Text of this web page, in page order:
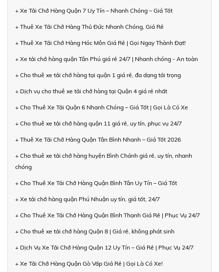
+ Xe Tải Chở Hàng Quận 7 Uy Tín – Nhanh Chóng – Giá Tốt
+ Thuê Xe Tải Chở Hàng Thủ Đức Nhanh Chóng, Giá Rẻ
+ Thuê Xe Tải Chở Hàng Hóc Môn Giá Rẻ | Gọi Ngay Thành Đạt!
+ Xe tải chở hàng quận Tân Phú giá rẻ 24/7 | Nhanh chóng - An toàn
+ Cho thuê xe tải chở hàng tại quận 1 giá rẻ, đa dạng tải trọng
+ Dịch vụ cho thuê xe tải chở hàng tại Quận 4 giá rẻ nhất
+ Cho Thuê Xe Tải Quận 6 Nhanh Chóng – Giá Tốt | Gọi Là Có Xe
+ Cho thuê xe tải chở hàng quận 11 giá rẻ, uy tín, phục vụ 24/7
+ Thuê Xe Tải Chở Hàng Quận Tân Bình Nhanh – Giá Tốt 2026
+ Cho thuê xe tải chở hàng huyện Bình Chánh giá rẻ, uy tín, nhanh
chóng
+ Cho Thuê Xe Tải Chở Hàng Quận Bình Tân Uy Tín – Giá Tốt
+ Xe tải chở hàng quận Phú Nhuận uy tín, giá tốt, 24/7
+ Cho Thuê Xe Tải Chở Hàng Quận Bình Thạnh Giá Rẻ | Phục Vụ 24/7
+ Cho thuê xe tải chở hàng Quận 8 | Giá rẻ, không phát sinh
+ Dịch Vụ Xe Tải Chở Hàng Quận 12 Uy Tín – Giá Rẻ | Phục Vụ 24/7
+ Xe Tải Chở Hàng Quận Gò Vấp Giá Rẻ | Gọi Là Có Xe!